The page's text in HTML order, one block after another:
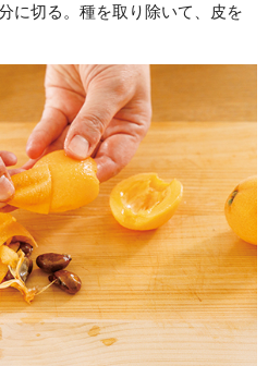
に切る。種を取り除いて、皮を